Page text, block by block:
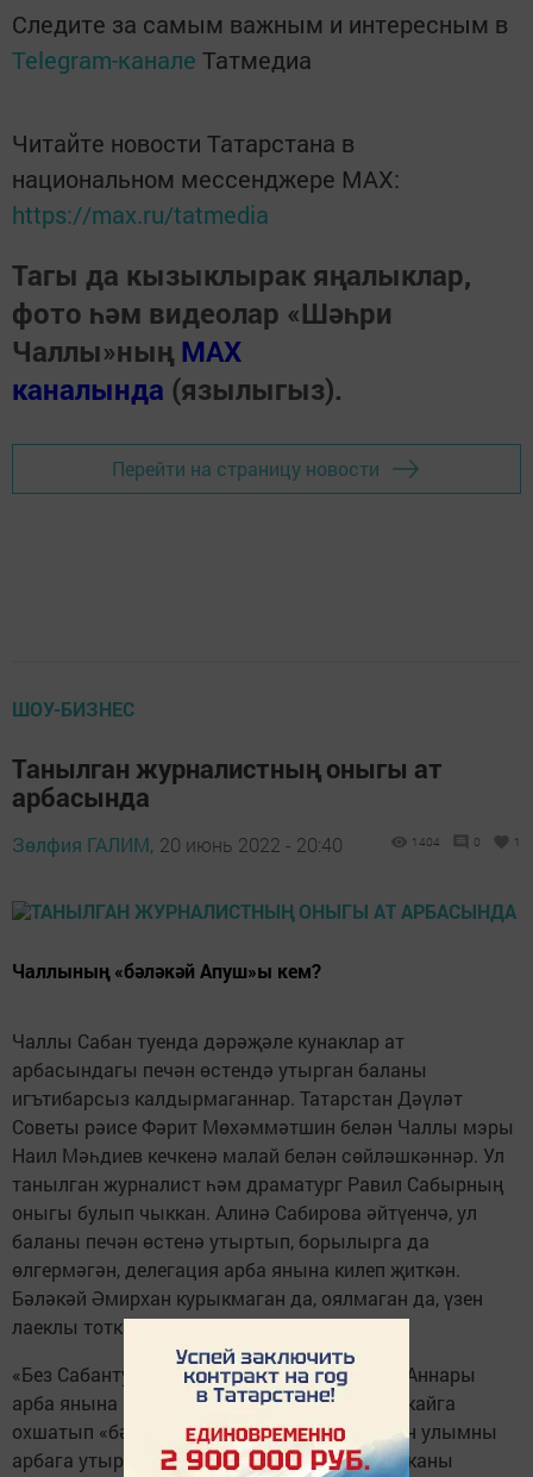
Следите за самым важным и интересным в
Telegram-канале Татмедиа
Читайте новости Татарстана в
национальном мессенджере MАХ:
https://max.ru/tatmedia
Тагы да кызыклырак яңалыклар,
фото һәм видеолар «Шәһри
Чаллы»ның MAX
каналында (язылыгыз).
Перейти на страницу новости
ШОУ-БИЗНЕС
Танылган журналистның оныгы ат
арбасында
Зөлфия ГАЛИМ, 20 июнь 2022 - 20:40 1404 0 1
Чаллының «бәләкәй Апуш»ы кем?
Чаллы Сабан туенда дәрәҗәле кунаклар ат
арбасындагы печән өстендә утырган баланы
игътибарсыз калдырмаганнар. Татарстан Дәүләт
Советы рәисе Фәрит Мөхәммәтшин белән Чаллы мэры
Наил Мәһдиев кечкенә малай белән сөйләшкәннәр. Ул
танылган журналист һәм драматург Равил Сабырның
оныгы булып чыккан. Алинә Сабирова әйтүенчә, ул
баланы печән өстенә утыртып, борылырга да
өлгермәгән, делегация арба янына килеп җиткән.
Бәләкәй Әмирхан курыкмаган да, оялмаган да, үзен
лаеклы тоткан.
«Без Сабантуй объектларын карап йөрдек. Аннары
арба янына килдек. Улыбызны Габдулла Тукайга
охшатып «бәләкәй Апуш» дип йөртәбез. Мин улымны
арбага утыртып фотога төшергә дип, колясканы